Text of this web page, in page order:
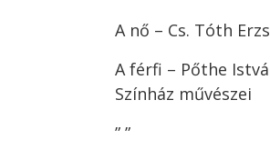
A nő – Cs. Tóth
A férfi – Pőthe
Színház művészei
” ”